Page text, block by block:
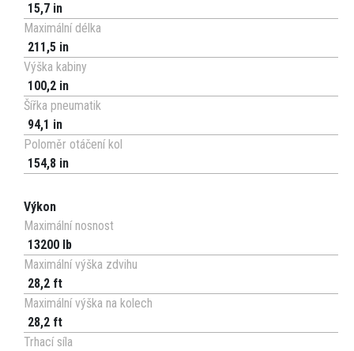
15,7 in
Maximální délka
211,5 in
Výška kabiny
100,2 in
Šířka pneumatik
94,1 in
Poloměr otáčení kol
154,8 in
Výkon
Maximální nosnost
13200 lb
Maximální výška zdvihu
28,2 ft
Maximální výška na kolech
28,2 ft
Trhací síla